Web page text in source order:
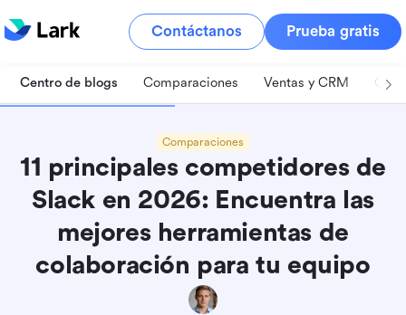
Contáctanos Prueba gratis
Centro de blogs Comparaciones Ventas y CRM
Comparaciones
11 principales competidores de
Slack en 2026: Encuentra las
mejores herramientas de
colaboración para tu equipo